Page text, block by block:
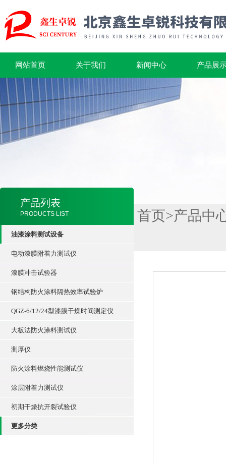
网站首页 关于我们 新闻中心 产品展
产品列表
PRODUCTS LIST
油漆涂料测试设备
电动漆膜附着力测试仪
漆膜冲击试验器
钢结构防火涂料隔热效率试验炉
QGZ-6/12/24型漆膜干燥时间测定仪
大板法防火涂料测试仪
测厚仪
防火涂料燃烧性能测试仪
涂层附着力测试仪
初期干燥抗开裂试验仪
更多分类
首页>产品中